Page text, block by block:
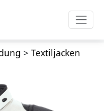
> Textiljacken